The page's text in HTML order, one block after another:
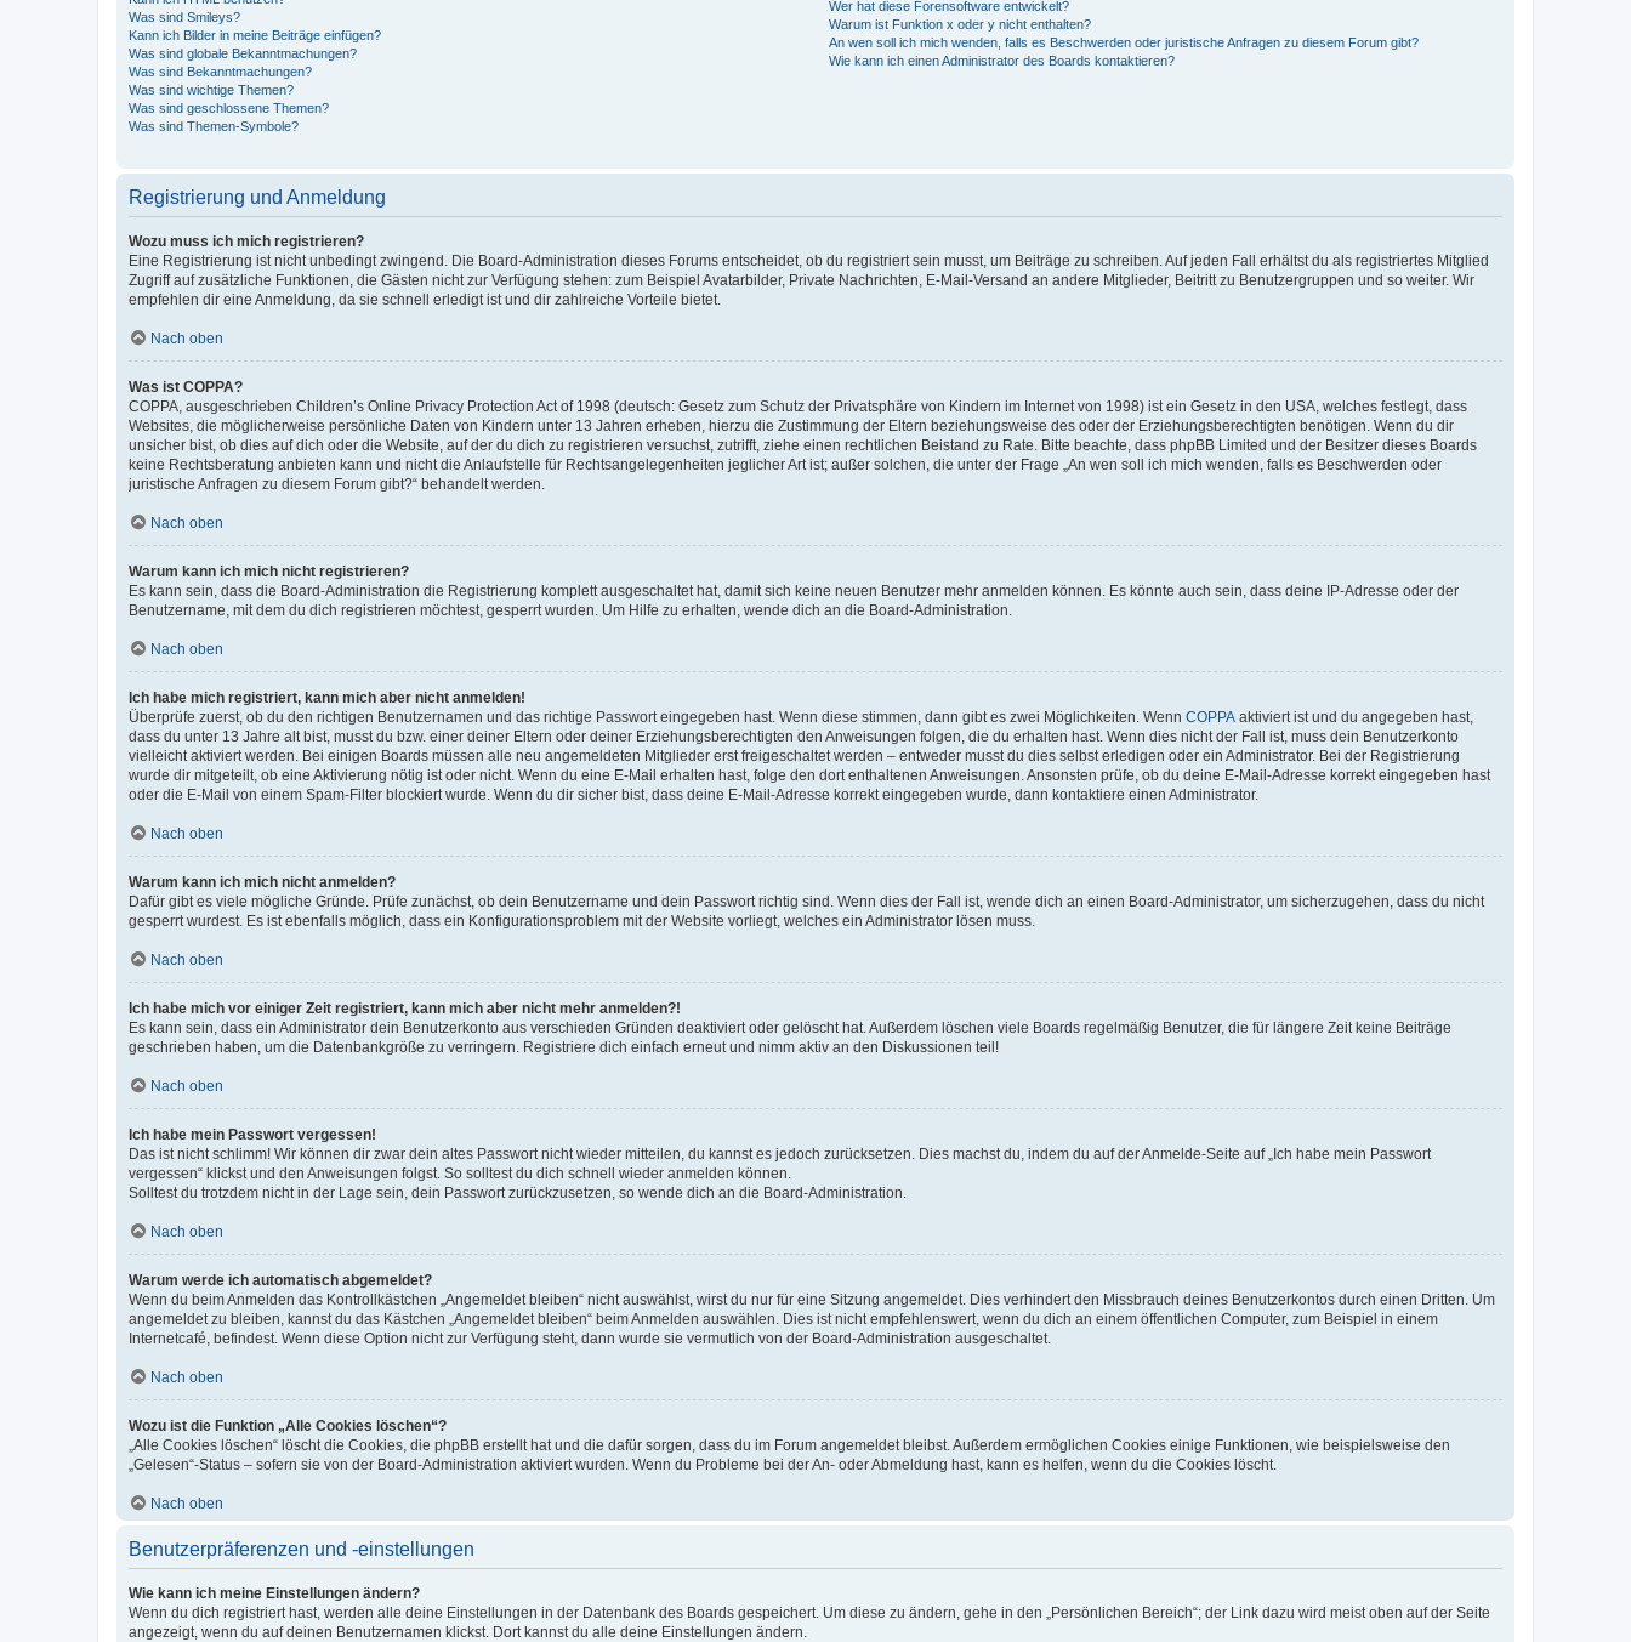
Was sind Smileys?
Kann ich Bilder in meine Beiträge einfügen?
Was sind globale Bekanntmachungen?
Was sind Bekanntmachungen?
Was sind wichtige Themen?
Was sind geschlossene Themen?
Was sind Themen-Symbole?
Wer hat diese Forensoftware entwickelt?
Warum ist Funktion x oder y nicht enthalten?
An wen soll ich mich wenden, falls es Beschwerden oder juristische Anfragen zu diesem Forum gibt?
Wie kann ich einen Administrator des Boards kontaktieren?
Registrierung und Anmeldung
Wozu muss ich mich registrieren?
Eine Registrierung ist nicht unbedingt zwingend. Die Board-Administration dieses Forums entscheidet, ob du registriert sein musst, um Beiträge zu schreiben. Auf jeden Fall erhältst du als registriertes Mitglied
Zugriff auf zusätzliche Funktionen, die Gästen nicht zur Verfügung stehen: zum Beispiel Avatarbilder, Private Nachrichten, E-Mail-Versand an andere Mitglieder, Beitritt zu Benutzergruppen und so weiter. Wir
empfehlen dir eine Anmeldung, da sie schnell erledigt ist und dir zahlreiche Vorteile bietet.
Nach oben
Was ist COPPA?
COPPA, ausgeschrieben Children’s Online Privacy Protection Act of 1998 (deutsch: Gesetz zum Schutz der Privatsphäre von Kindern im Internet von 1998) ist ein Gesetz in den USA, welches festlegt, dass
Websites, die möglicherweise persönliche Daten von Kindern unter 13 Jahren erheben, hierzu die Zustimmung der Eltern beziehungsweise des oder der Erziehungsberechtigten benötigen. Wenn du dir
unsicher bist, ob dies auf dich oder die Website, auf der du dich zu registrieren versuchst, zutrifft, ziehe einen rechtlichen Beistand zu Rate. Bitte beachte, dass phpBB Limited und der Besitzer dieses Boards
keine Rechtsberatung anbieten kann und nicht die Anlaufstelle für Rechtsangelegenheiten jeglicher Art ist; außer solchen, die unter der Frage „An wen soll ich mich wenden, falls es Beschwerden oder
juristische Anfragen zu diesem Forum gibt?“ behandelt werden.
Nach oben
Warum kann ich mich nicht registrieren?
Es kann sein, dass die Board-Administration die Registrierung komplett ausgeschaltet hat, damit sich keine neuen Benutzer mehr anmelden können. Es könnte auch sein, dass deine IP-Adresse oder der
Benutzername, mit dem du dich registrieren möchtest, gesperrt wurden. Um Hilfe zu erhalten, wende dich an die Board-Administration.
Nach oben
Ich habe mich registriert, kann mich aber nicht anmelden!
Überprüfe zuerst, ob du den richtigen Benutzernamen und das richtige Passwort eingegeben hast. Wenn diese stimmen, dann gibt es zwei Möglichkeiten. Wenn COPPA aktiviert ist und du angegeben hast,
dass du unter 13 Jahre alt bist, musst du bzw. einer deiner Eltern oder deiner Erziehungsberechtigten den Anweisungen folgen, die du erhalten hast. Wenn dies nicht der Fall ist, muss dein Benutzerkonto
vielleicht aktiviert werden. Bei einigen Boards müssen alle neu angemeldeten Mitglieder erst freigeschaltet werden – entweder musst du dies selbst erledigen oder ein Administrator. Bei der Registrierung
wurde dir mitgeteilt, ob eine Aktivierung nötig ist oder nicht. Wenn du eine E-Mail erhalten hast, folge den dort enthaltenen Anweisungen. Ansonsten prüfe, ob du deine E-Mail-Adresse korrekt eingegeben hast
oder die E-Mail von einem Spam-Filter blockiert wurde. Wenn du dir sicher bist, dass deine E-Mail-Adresse korrekt eingegeben wurde, dann kontaktiere einen Administrator.
Nach oben
Warum kann ich mich nicht anmelden?
Dafür gibt es viele mögliche Gründe. Prüfe zunächst, ob dein Benutzername und dein Passwort richtig sind. Wenn dies der Fall ist, wende dich an einen Board-Administrator, um sicherzugehen, dass du nicht
gesperrt wurdest. Es ist ebenfalls möglich, dass ein Konfigurationsproblem mit der Website vorliegt, welches ein Administrator lösen muss.
Nach oben
Ich habe mich vor einiger Zeit registriert, kann mich aber nicht mehr anmelden?!
Es kann sein, dass ein Administrator dein Benutzerkonto aus verschieden Gründen deaktiviert oder gelöscht hat. Außerdem löschen viele Boards regelmäßig Benutzer, die für längere Zeit keine Beiträge
geschrieben haben, um die Datenbankgröße zu verringern. Registriere dich einfach erneut und nimm aktiv an den Diskussionen teil!
Nach oben
Ich habe mein Passwort vergessen!
Das ist nicht schlimm! Wir können dir zwar dein altes Passwort nicht wieder mitteilen, du kannst es jedoch zurücksetzen. Dies machst du, indem du auf der Anmelde-Seite auf „Ich habe mein Passwort
vergessen“ klickst und den Anweisungen folgst. So solltest du dich schnell wieder anmelden können.
Solltest du trotzdem nicht in der Lage sein, dein Passwort zurückzusetzen, so wende dich an die Board-Administration.
Nach oben
Warum werde ich automatisch abgemeldet?
Wenn du beim Anmelden das Kontrollkästchen „Angemeldet bleiben“ nicht auswählst, wirst du nur für eine Sitzung angemeldet. Dies verhindert den Missbrauch deines Benutzerkontos durch einen Dritten. Um
angemeldet zu bleiben, kannst du das Kästchen „Angemeldet bleiben“ beim Anmelden auswählen. Dies ist nicht empfehlenswert, wenn du dich an einem öffentlichen Computer, zum Beispiel in einem
Internetcafé, befindest. Wenn diese Option nicht zur Verfügung steht, dann wurde sie vermutlich von der Board-Administration ausgeschaltet.
Nach oben
Wozu ist die Funktion „Alle Cookies löschen“?
„Alle Cookies löschen“ löscht die Cookies, die phpBB erstellt hat und die dafür sorgen, dass du im Forum angemeldet bleibst. Außerdem ermöglichen Cookies einige Funktionen, wie beispielsweise den
„Gelesen“-Status – sofern sie von der Board-Administration aktiviert wurden. Wenn du Probleme bei der An- oder Abmeldung hast, kann es helfen, wenn du die Cookies löscht.
Nach oben
Benutzerpräferenzen und -einstellungen
Wie kann ich meine Einstellungen ändern?
Wenn du dich registriert hast, werden alle deine Einstellungen in der Datenbank des Boards gespeichert. Um diese zu ändern, gehe in den „Persönlichen Bereich“; der Link dazu wird meist oben auf der Seite
angezeigt, wenn du auf deinen Benutzernamen klickst. Dort kannst du alle deine Einstellungen ändern.